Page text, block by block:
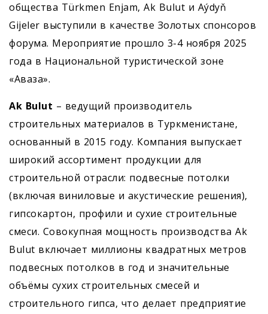
общества Türkmen Enjam, Ak Bulut и Aýdyň
Gijeler выступили в качестве Золотых спонсоров
форума. Мероприятие прошло 3-4 ноября 2025
года в Национальной туристической зоне
«Аваза».
Ak Bulut – ведущий производитель
строительных материалов в Туркменистане,
основанный в 2015 году. Компания выпускает
широкий ассортимент продукции для
строительной отрасли: подвесные потолки
(включая виниловые и акустические решения),
гипсокартон, профили и сухие строительные
смеси. Совокупная мощность производства Ak
Bulut включает миллионы квадратных метров
подвесных потолков в год и значительные
объёмы сухих строительных смесей и
строительного гипса, что делает предприятие